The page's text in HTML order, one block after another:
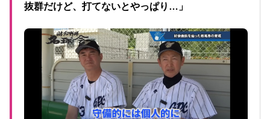
抜群だけど、打てないとやっぱり…」